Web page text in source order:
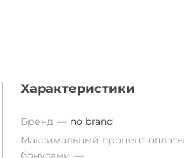
Характеристики
Бренд
no brand
Максимальный процент оплаты